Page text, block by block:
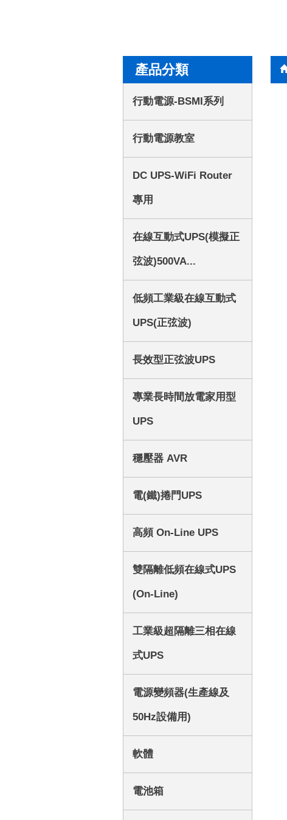
產品分類
行動電源-BSMI系列
行動電源教室
DC UPS-WiFi Router
專用
在線互動式UPS(模擬正
弦波)500VA...
低頻工業級在線互動式
UPS(正弦波)
長效型正弦波UPS
專業長時間放電家用型
UPS
穩壓器 AVR
電(鐵)捲門UPS
高頻 On-Line UPS
雙隔離低頻在線式UPS
(On-Line)
工業級超隔離三相在線
式UPS
電源變頻器(生產線及
50Hz設備用)
軟體
電池箱